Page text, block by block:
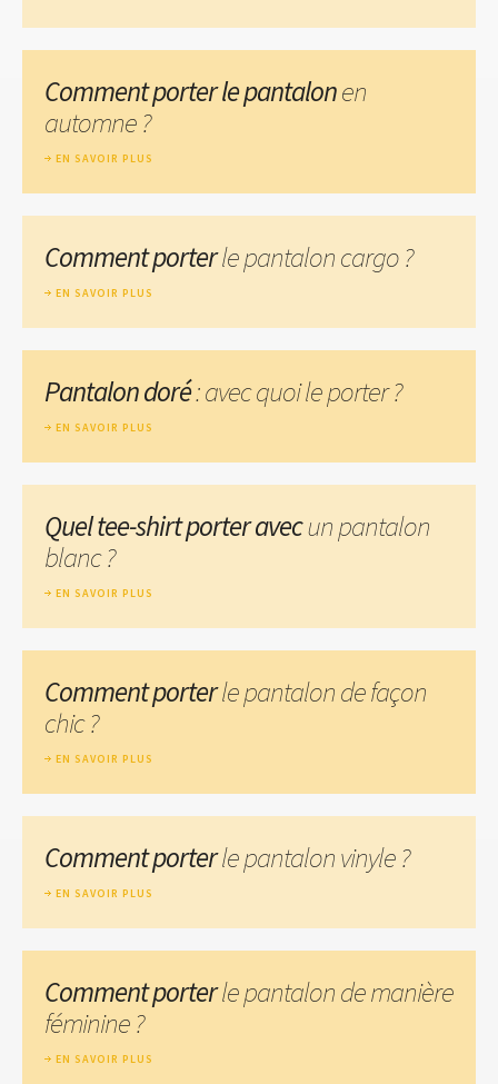
Comment porter le pantalonen
automne ?
EN SAVOIR PLUS
Comment porterle pantalon cargo ?
EN SAVOIR PLUS
Pantalon doré: avec quoi le porter ?
EN SAVOIR PLUS
Quel tee-shirt porter avecun pantalon
blanc ?
EN SAVOIR PLUS
Comment porterle pantalon de façon
chic ?
EN SAVOIR PLUS
Comment porterle pantalon vinyle ?
EN SAVOIR PLUS
Comment porterle pantalon de manière
féminine ?
EN SAVOIR PLUS